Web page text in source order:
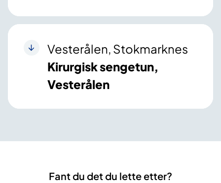
Vesterålen, Stokmarknes
Kirurgisk sengetun,
Vesterålen
Fant du det du lette etter?